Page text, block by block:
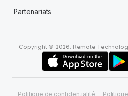
Partenariats
Copyright © 2026. Remote
Politique de confidentialité